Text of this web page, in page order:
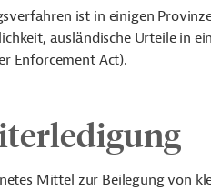
ist in einigen
ausländische Urteile in
Enforcement Act).
Mittel zur Beilegung von